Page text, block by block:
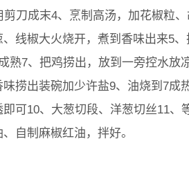
刀成末4、烹制高汤，加花椒粒、
线椒大火烧开，煮到香味出来5
熟7、把鸡捞出，放到一旁控水放
捞出装碗加少许盐9、油烧到7成
可10、大葱切段、洋葱切丝11、
自制麻椒红油，拌好。